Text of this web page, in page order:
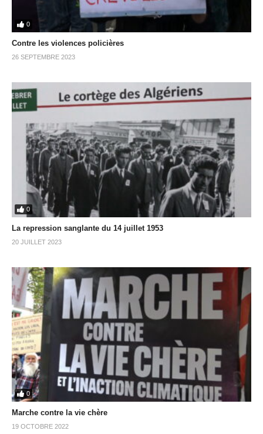
0
Contre les violences policières
26 SEPTEMBRE 2023
0
La repression sanglante du 14 juillet 1953
20 JUILLET 2023
0
Marche contre la vie chère
19 OCTOBRE 2022